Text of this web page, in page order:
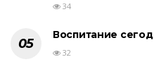
34
Воспитание
32